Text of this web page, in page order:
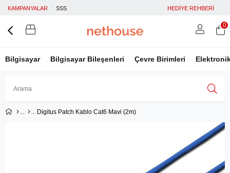
KAMPANYALAR SSS HEDİYE REHBERİ
Bilgisayar Bilgisayar Bileşenleri Çevre Birimleri
Facebook İle Bağlan
0
Digitus Patch Kablo Cat6 Mavi (2m)